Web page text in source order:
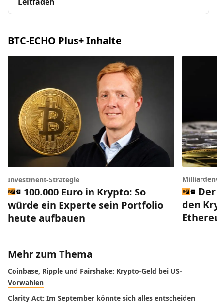
Leitfaden
BTC-ECHO Plus+ Inhalte
Investment-Strategie
100.000 Euro in Krypto: So
würde ein Experte sein Portfolio
heute aufbauen
den
Mehr zum Thema
Coinbase, Ripple und Fairshake: Krypto-Geld bei US-
Vorwahlen
Clarity Act: Im September könnte sich alles entscheiden